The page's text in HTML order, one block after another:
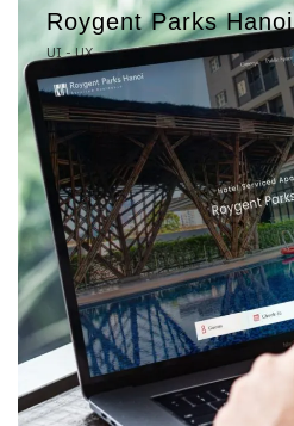
Roygent Parks Hanoi
UI - UX